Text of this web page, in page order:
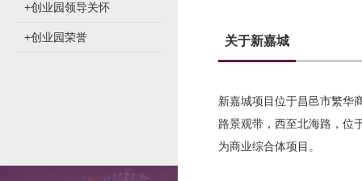
+创业园领导关怀
+创业园荣誉 关于新嘉城
新嘉城项目位于昌邑市繁华
路景观带，西至北海路，位
为商业综合体项目。